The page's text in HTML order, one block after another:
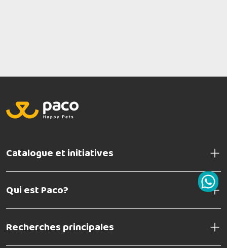
Catalogue et initiatives
Qui est Paco?
Recherches principales